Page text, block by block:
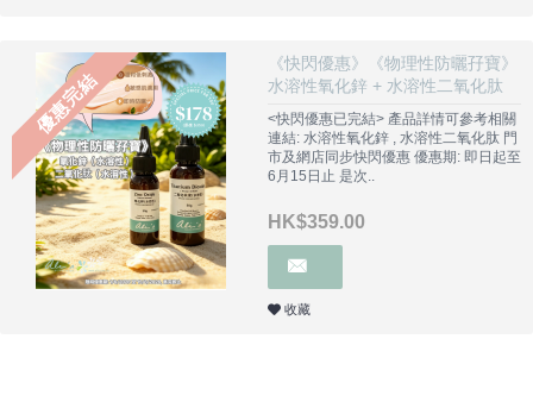
優惠完結
《快閃優惠》《物理性防曬孖寶》
水溶性氧化鋅 + 水溶性二氧化肽
<快閃優惠已完結> 產品詳情可參考相關
連結: 水溶性氧化鋅 , 水溶性二氧化肽 門
市及網店同步快閃優惠 優惠期: 即日起至
6月15日止 是次..
HK$359.00
收藏